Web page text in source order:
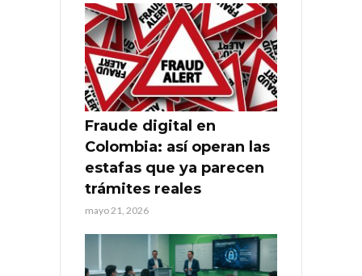
Fraude digital en
Colombia: así operan las
estafas que ya parecen
trámites reales
mayo 21, 2026